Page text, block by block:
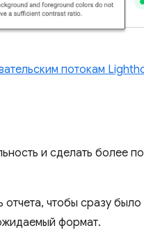
потокам
и сделать более
чтобы сразу
формат.